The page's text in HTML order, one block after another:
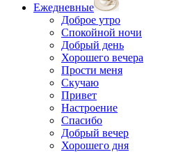
Ежедневные
Доброе утро
Спокойной ночи
Добрый день
Хорошего вечера
Прости меня
Скучаю
Привет
Настроение
Спасибо
Добрый вечер
Хорошего дня